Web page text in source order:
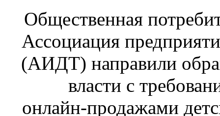
Общественная
Ассоциация
(АИДТ) направили
власти с
онлайн‑продажами